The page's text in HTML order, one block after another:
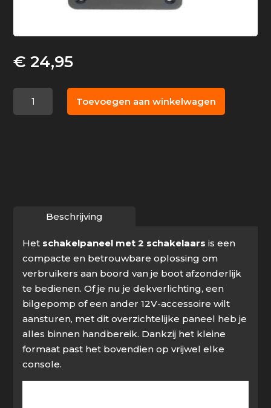
€ 24,95
Toevoegen aan winkelwagen
Beschrijving
Het schakelpaneel met 2 schakelaars is een
compacte en betrouwbare oplossing om
verbruikers aan boord van je boot afzonderlijk
te bedienen. Of je nu je dekverlichting, een
bilgepomp of een ander 12V-accessoire wilt
aansturen, met dit overzichtelijke paneel heb je
alles binnen handbereik. Dankzij het kleine
formaat past het bovendien op vrijwel elke
console.